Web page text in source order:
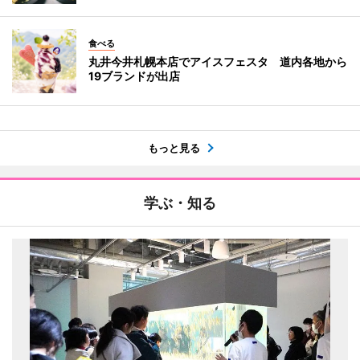
食べる
丸井今井札幌本店でアイスフェスタ 道内各地から
19ブランドが出店
もっと見る
学ぶ・知る